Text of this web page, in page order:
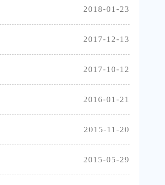
2018-01-23
2017-12-13
2017-10-12
2016-01-21
2015-11-20
2015-05-29